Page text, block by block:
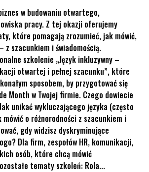
w budowaniu otwartego,
pracy. Z tej okazji oferujemy
które pomagają zrozumieć, jak mówić,
z szacunkiem i świadomością.
szkolenie „Język inkluzywny –
otwartej i pełnej szacunku”, które
sposobem, by przygotować się
Month w Twojej firmie. Czego dowiecie
unikać wykluczającego języka (często
mówić o różnorodności z szacunkiem i
gdy widzisz dyskryminujące
Dla firm, zespołów HR, komunikacji,
osób, które chcą mówić
tematy szkoleń: Rola...